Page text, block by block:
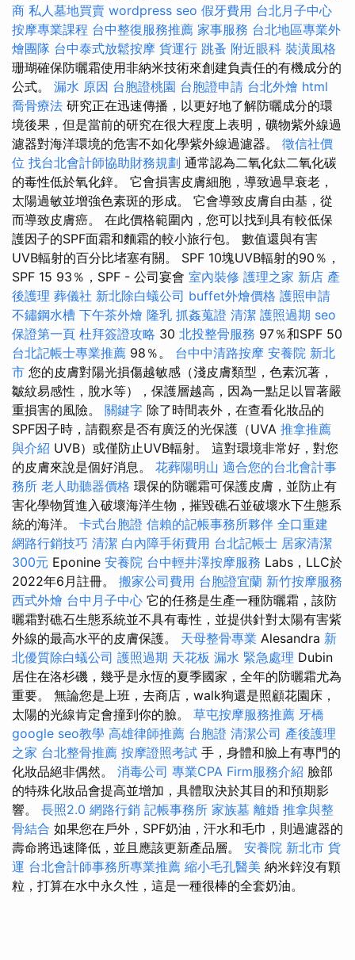
商 私人墓地買賣 wordpress seo 假牙費用 台北月子中心
按摩專業課程 台中整復服務推薦 家事服務 台北地區專業外
燴團隊 台中泰式放鬆按摩 貨運行 跳蚤 附近眼科 裝潢風格
珊瑚確保防曬霜使用非納米技術來創建負責任的有機成分的
公式。 漏水 原因 台胞證桃園 台胞證申請 台北外燴 html
喬骨療法 研究正在迅速傳播，以更好地了解防曬成分的環
境後果，但是當前的研究在很大程度上表明，礦物紫外線過
濾器對海洋環境的危害不如化學紫外線過濾器。 徵信社價
位 找台北會計師協助財務規劃 通常認為二氧化鈦二氧化碳
的毒性低於氧化鋅。 它會損害皮膚細胞，導致過早衰老，
太陽過敏並增強色素斑的形成。 它會導致皮膚自由基，從
而導致皮膚癌。 在此價格範圍內，您可以找到具有較低保
護因子的SPF面霜和麵霜的較小旅行包。 數值還與有害
UVB輻射的百分比堵塞有關。 SPF 10塊UVB輻射的90％，
SPF 15 93％，SPF - 公司宴會 室內裝修 護理之家 新店 產
後護理 葬儀社 新北除白蟻公司 buffet外燴價格 護照申請
不鏽鋼水槽 下午茶外燴 隆乳 抓姦蒐證 清潔 護照過期 seo
保證第一頁 杜拜簽證攻略 30 北投整骨服務 97％和SPF 50
台北記帳士專業推薦 98％。 台中中清路按摩 安養院 新北
市 您的皮膚對陽光損傷越敏感（淺皮膚類型，色素沉著，
皺紋易感性，脫水等），保護層越高，因為一點足以冒著嚴
重損害的風險。 關鍵字 除了時間表外，在查看化妝品的
SPF因子時，請觀察是否有廣泛的光保護（UVA 推拿推薦
與介紹 UVB）或僅防止UVB輻射。 這對環境非常好，對您
的皮膚來說是個好消息。 花葬陽明山 適合您的台北會計事
務所 老人助聽器價格 環保的防曬霜可保護皮膚，並防止有
害化學物質進入破壞海洋生物，摧毀礁石並破壞水下生態系
統的海洋。 卡式台胞證 信賴的記帳事務所夥伴 全口重建
網路行銷技巧 清潔 白內障手術費用 台北記帳士 居家清潔
300元 Eponine 安養院 台中輕井澤按摩服務 Labs，LLC於
2022年6月註冊。 搬家公司費用 台胞證宜蘭 新竹按摩服務
西式外燴 台中月子中心 它的任務是生產一種防曬霜，該防
曬霜對礁石生態系統並不具有毒性，並提供針對太陽有害紫
外線的最高水平的皮膚保護。 天母整骨專業 Alesandra 新
北優質除白蟻公司 護照過期 天花板 漏水 緊急處理 Dubin
居住在洛杉磯，幾乎是永恆的夏季國家，全年的防曬霜尤為
重要。 無論您是上班，去商店，walk狗還是照顧花園床，
太陽的光線肯定會撞到你的臉。 草屯按摩服務推薦 牙橋
google seo教學 高雄律師推薦 台胞證 清潔公司 產後護理
之家 台北整骨推薦 按摩證照考試 手，身體和臉上有專門的
化妝品絕非偶然。 消毒公司 專業CPA Firm服務介紹 臉部
的特殊化妝品會提高並增加，具體取決於其目的和預期影
響。 長照2.0 網路行銷 記帳事務所 家族墓 離婚 推拿與整
骨結合 如果您在戶外，SPF奶油，汗水和毛巾，則過濾器的
壽命將迅速降低，並且應該更新產品層。 安養院 新北市 貨
運 台北會計師事務所專業推薦 縮小毛孔醫美 納米鋅沒有顆
粒，打算在水中永久性，這是一種很棒的全套奶油。